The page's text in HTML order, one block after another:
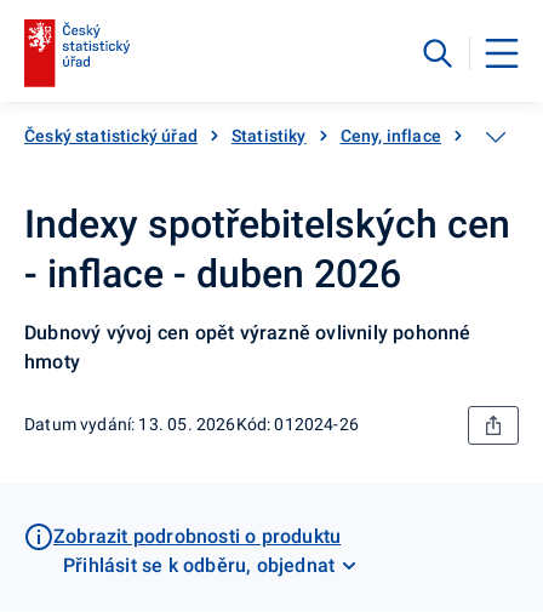
Český statistický úřad Statistiky Ceny, inflace
Indexy spotřebitelských cen
- inflace - duben 2026
Dubnový vývoj cen opět výrazně ovlivnily pohonné
hmoty
Datum vydání: 13. 05. 2026Kód: 012024-26
Zobrazit podrobnosti o produktu
Přihlásit se k odběru, objednat